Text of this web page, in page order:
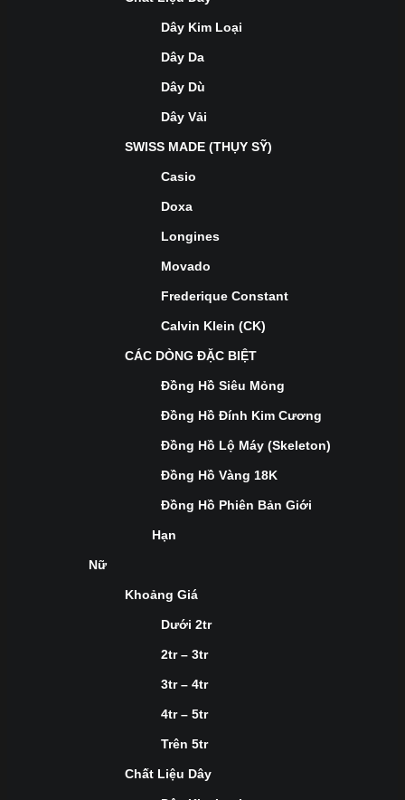
Dây Kim Loại
Dây Da
Dây Dù
Dây Vải
SWISS MADE (THỤY SỸ)
Casio
Doxa
Longines
Movado
Frederique Constant
Calvin Klein (CK)
CÁC DÒNG ĐẶC BIỆT
Đồng Hồ Siêu Mỏng
Đồng Hồ Đính Kim Cương
Đồng Hồ Lộ Máy (Skeleton)
Đồng Hồ Vàng 18K
Đồng Hồ Phiên Bản Giới
Hạn
Nữ
Khoảng Giá
Dưới 2tr
2tr – 3tr
3tr – 4tr
4tr – 5tr
Trên 5tr
Chất Liệu Dây